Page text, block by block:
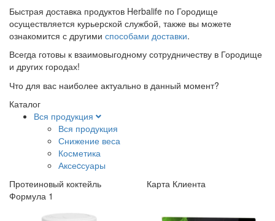
Быстрая доставка продуктов Herbalife по Городище
осуществляется курьерской службой, также вы можете
ознакомится с другими способами доставки.
Всегда готовы к взаимовыгодному сотрудничеству в Городище
и других городах!
Что для вас наиболее актуально в данный момент?
Каталог
Вся продукция
Вся продукция
Снижение веса
Косметика
Аксеcсуары
Протеиновый коктейль
Формула 1
Карта Клиента